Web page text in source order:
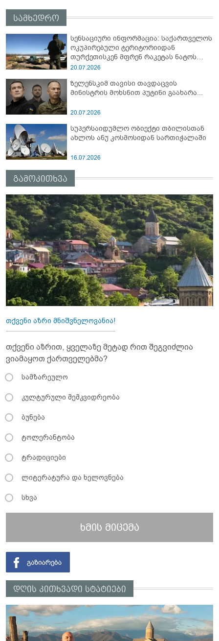
სამხედრო
სენსაციური ინფორმაცია: საქართველოს
ოკუპირებული ტერიტორიიდან
თურქეთისკენ მფრენ რაკეტას ნატოს
სამიტი კინაღამ ჩაუშლია
20.07.2026
ზელენსკიმ თავისი თავდაცვის
მინისტრის მოხსნით პუტინი გაახარა...
20.07.2026
სუპერსაიდუმლო ობიექტი თბილისთან
ახლოს ანუ კოსმოსიდან სართიჭალაში
16.07.2026
გამოკითხვა
თქვენი აზრი მნიშვნელოვანია!
თქვენი აზრით, ყველაზე მეტად რით შეგვიძლია
ვიამაყოთ ქართველებმა?
სამზარეულო
კულტურული მემკვიდრეობა
ბუნება
ტოლერანტობა
ტრადიციები
ლიტერატურა და ხელოვნება
სხვა
ხმის მიცემა
დღის კითხვადი სტატიები